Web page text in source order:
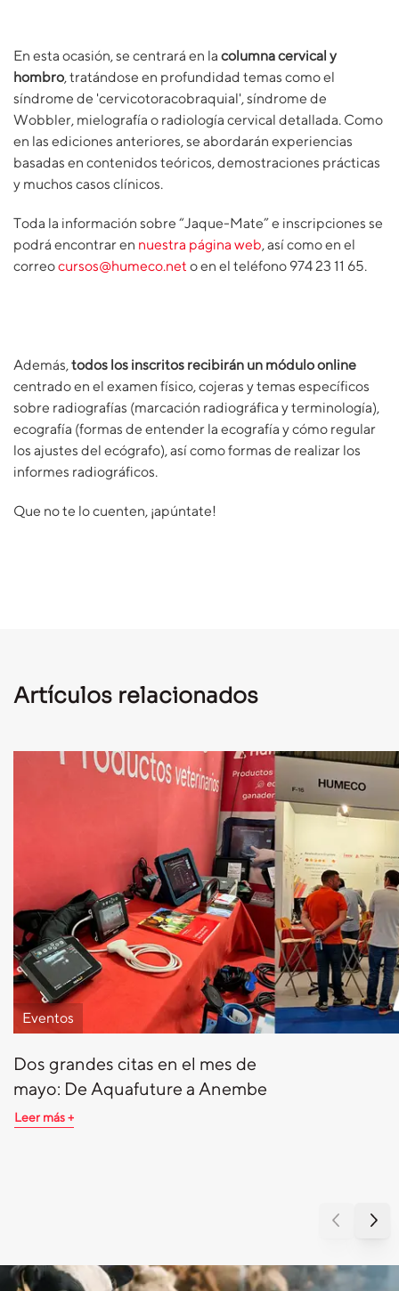
En esta ocasión, se centrará en la columna cervical y
hombro, tratándose en profundidad temas como el
síndrome de 'cervicotoracobraquial', síndrome de
Wobbler, mielografía o radiología cervical detallada. Como
en las ediciones anteriores, se abordarán experiencias
basadas en contenidos teóricos, demostraciones prácticas
y muchos casos clínicos.
Toda la información sobre “Jaque-Mate” e inscripciones se
podrá encontrar en nuestra página web, así como en el
correocursos@humeco.net o en el teléfono 974 23 11 65.
Además,todos los inscritos recibirán un módulo online
centrado en el examen físico, cojeras y temas específicos
sobre radiografías (marcación radiográfica y terminología),
ecografía (formas de entender la ecografía y cómo regular
los ajustes del ecógrafo), así como formas de realizar los
informes radiográficos.
Que no te lo cuenten, ¡apúntate!
Artículos relacionados
Eventos
Dos grandes citas en el mes de
mayo: De Aquafuture a Anembe
Leer más +